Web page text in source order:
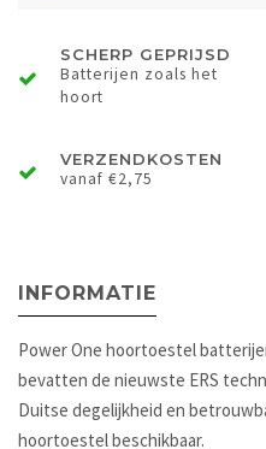
SCHERP GEPRIJSD
Batterijen zoals het
hoort
VERZENDKOSTEN
vanaf €2,75
INFORMATIE
Power One hoortoestel
bevatten de nieuwste ERS
Duitse degelijkheid en
hoortoestel beschikbaar.